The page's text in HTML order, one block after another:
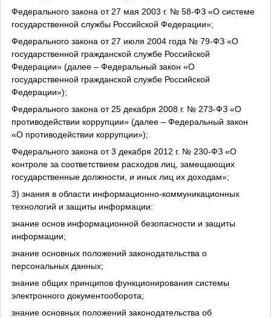
Федерального закона от 27 мая 2003 г. № 58-ФЗ «О системе
государственной службы Российской Федерации»;
Федерального закона от 27 июля 2004 года № 79-ФЗ «О
государственной гражданской службе Российской
Федерации» (далее – Федеральный закон «О
государственной гражданской службе Российской
Федерации»);
Федерального закона от 25 декабря 2008 г. № 273-ФЗ «О
противодействии коррупции» (далее – Федеральный закон
«О противодействии коррупции»);
Федерального закона от 3 декабря 2012 г. № 230-ФЗ «О
контроле за соответствием расходов лиц, замещающих
государственные должности, и иных лиц их доходам»;
3) знания в области информационно-коммуникационных
технологий и защиты информации:
знание основ информационной безопасности и защиты
информации;
знание основных положений законодательства о
персональных данных;
знание общих принципов функционирования системы
электронного документооборота;
знание основных положений законодательства об